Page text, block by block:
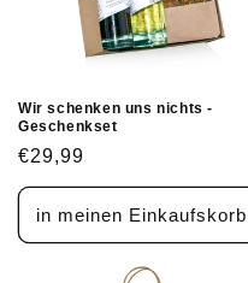
Wir schenken uns nichts -
Geschenkset
Normaler
Preis
€29,99
in meinen Einkaufskorb